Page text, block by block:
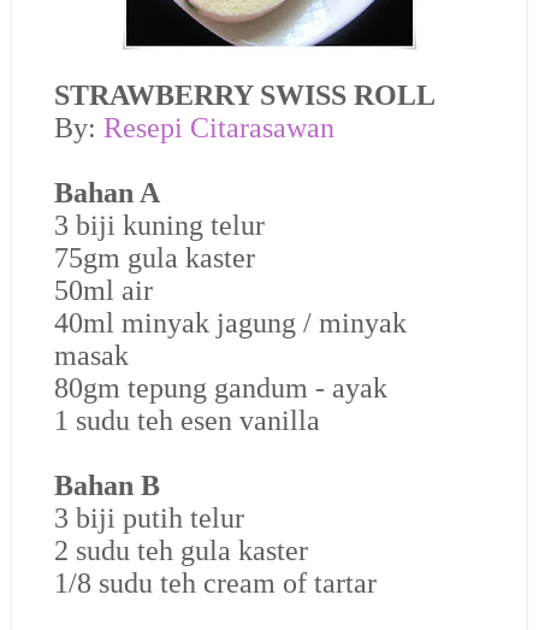
STRAWBERRY SWISS ROLL
By: Resepi Citarasawan
Bahan A
3 biji kuning telur
75gm gula kaster
50ml air
40ml minyak jagung / minyak
masak
80gm tepung gandum - ayak
1 sudu teh esen vanilla
Bahan B
3 biji putih telur
2 sudu teh gula kaster
1/8 sudu teh cream of tartar